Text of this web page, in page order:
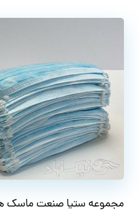
مجموعه ستیا صنعت ماسک